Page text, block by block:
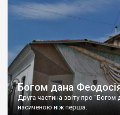
Богом дана
Друга частина звіту про
насиченою ніж перша.